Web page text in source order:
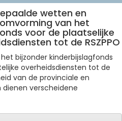
wetten en
van het
voor de plaatselijke
tot de RSZPPO
bijzonder kinderbijslagfonds
overheidsdiensten tot de
van de provinciale en
verscheidene